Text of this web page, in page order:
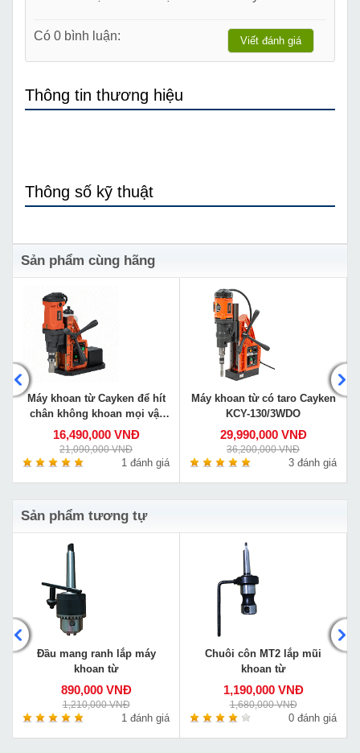
Có 0 bình luận: Viết đánh giá
Thông tin thương hiệu
Thông số kỹ thuật
Sản phẩm cùng hãng
Máy khoan từ Cayken để hít
chân không khoan mọi vật
liệu VS-35E
16,490,000 VNĐ
21,090,000 VNĐ
1 đánh giá
Máy khoan từ có taro Cayken
KCY-130/3WDO
29,990,000 VNĐ
36,200,000 VNĐ
3 đánh giá
Sản phẩm tương tự
Đầu mang ranh lắp máy
khoan từ
890,000 VNĐ
1,210,000 VNĐ
1 đánh giá
Chuôi côn MT2 lắp mũi
khoan từ
1,190,000 VNĐ
1,680,000 VNĐ
0 đánh giá